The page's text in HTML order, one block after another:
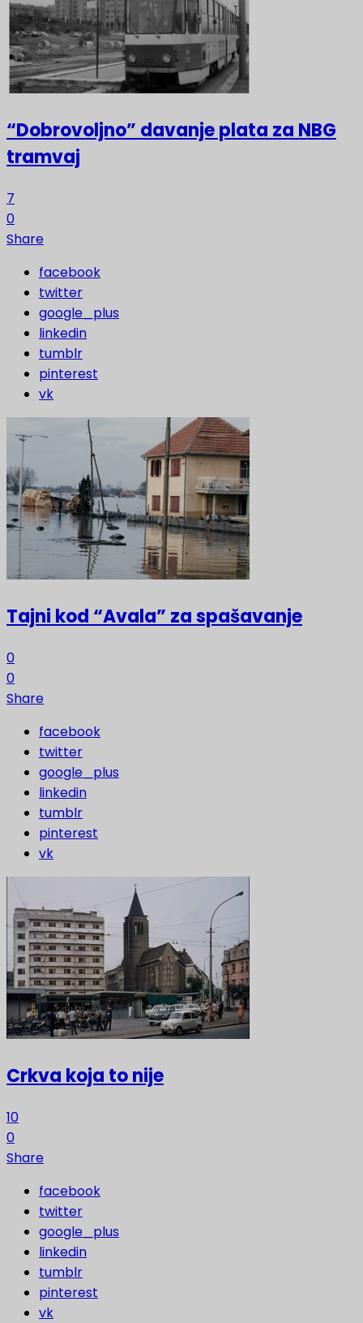
“Dobrovoljno” davanje plata za NBG
tramvaj
7
0
Share
facebook
twitter
google_plus
linkedin
tumblr
pinterest
vk
Tajni kod “Avala” za spašavanje
0
0
Share
facebook
twitter
google_plus
linkedin
tumblr
pinterest
vk
Crkva koja to nije
10
0
Share
facebook
twitter
google_plus
linkedin
tumblr
pinterest
vk